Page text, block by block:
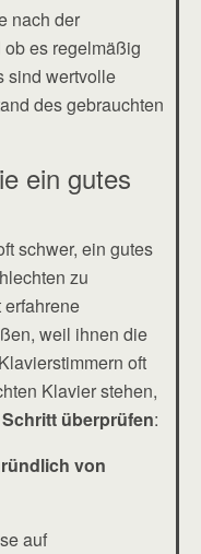
nach der
es regelmäßig
sind wertvolle
des gebrauchten
ein gutes
schwer, ein gutes
zu
weil ihnen die
oft
Klavier stehen,
überprüfen:
von
auf